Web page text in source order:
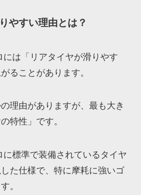
やすい理由とは？
には「リアタイヤが滑りやす
ることがあります。
理由がありますが、最も大き
特性」です。
に標準で装備されているタイヤ
た仕様で、特に摩耗に強いゴ
。